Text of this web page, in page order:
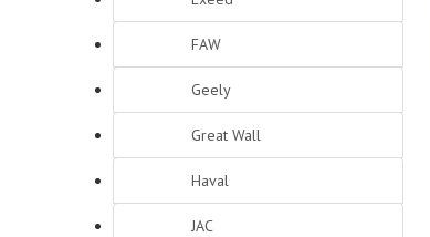
FAW
Geely
Great Wall
Haval
JAC